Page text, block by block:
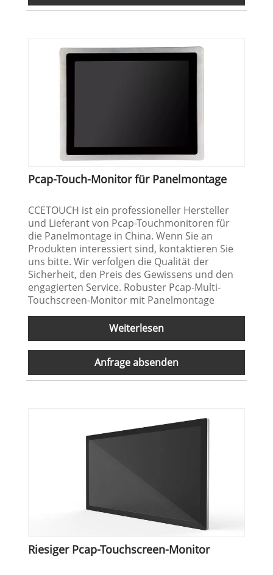
Pcap-Touch-Monitor für Panelmontage
CCETOUCH ist ein professioneller Hersteller
und Lieferant von Pcap-Touchmonitoren für
die Panelmontage in China. Wenn Sie an
Produkten interessiert sind, kontaktieren Sie
uns bitte. Wir verfolgen die Qualität der
Sicherheit, den Preis des Gewissens und den
engagierten Service. Robuster Pcap-Multi-
Touchscreen-Monitor mit Panelmontage
Weiterlesen
Anfrage absenden
Riesiger Pcap-Touchscreen-Monitor